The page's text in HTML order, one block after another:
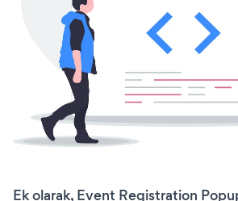
Ek olarak, Event Registration